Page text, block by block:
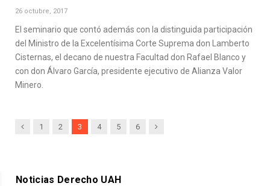
26 octubre, 2017
El seminario que contó además con la distinguida participación
del Ministro de la Excelentísima Corte Suprema don Lamberto
Cisternas, el decano de nuestra Facultad don Rafael Blanco y
con don Álvaro García, presidente ejecutivo de Alianza Valor
Minero.
Previous
1 2 3 4 5 6 Next
Noticias Derecho UAH